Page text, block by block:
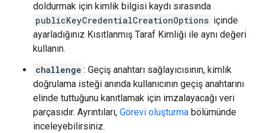
doldurmak için kimlik bilgisi kaydı sırasında
publicKeyCredentialCreationOptions içinde
ayarladığınız Kısıtlanmış Taraf Kimliği ile aynı değeri
kullanın.
challenge : Geçiş anahtarı sağlayıcısının, kimlik
doğrulama isteği anında kullanıcının geçiş anahtarını
elinde tuttuğunu kanıtlamak için imzalayacağı veri
parçasıdır. Ayrıntıları, Görevi oluşturma bölümünde
inceleyebilirsiniz.